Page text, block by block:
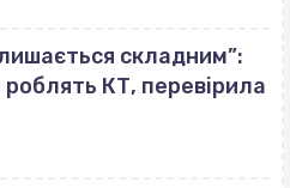
складним”:
роблять КТ, перевірила